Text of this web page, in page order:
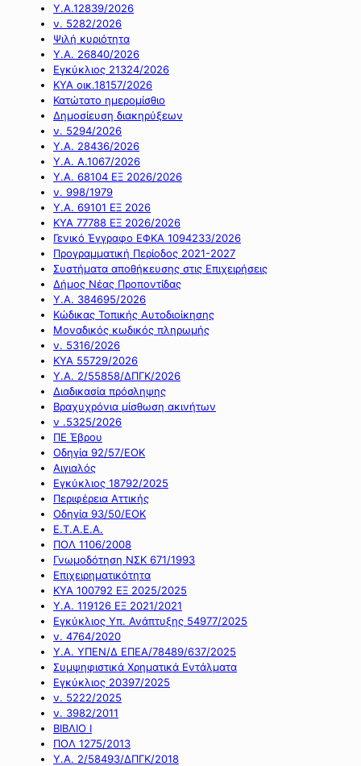
Υ.Α.12839/2026
ν. 5282/2026
Ψιλή κυριότητα
Υ.Α. 26840/2026
Εγκύκλιος 21324/2026
ΚΥΑ οικ.18157/2026
Κατώτατο ημερομίσθιο
Δημοσίευση διακηρύξεων
ν. 5294/2026
Υ.Α. 28436/2026
Υ.Α. Α.1067/2026
Υ.Α. 68104 ΕΞ 2026/2026
ν. 998/1979
Υ.Α. 69101 ΕΞ 2026
ΚΥΑ 77788 ΕΞ 2026/2026
Γενικό Έγγραφο ΕΦΚΑ 1094233/2026
Προγραμματική Περίοδος 2021-2027
Συστήματα αποθήκευσης στις Επιχειρήσεις
Δήμος Νέας Προποντίδας
Υ.Α. 384695/2026
Κώδικας Τοπικής Αυτοδιοίκησης
Μοναδικός κωδικός πληρωμής
ν. 5316/2026
ΚΥΑ 55729/2026
Υ.Α. 2/55858/ΔΠΓΚ/2026
Διαδικασία πρόσληψης
Βραχυχρόνια μίσθωση ακινήτων
ν .5325/2026
ΠΕ Έβρου
Οδηγία 92/57/ΕΟΚ
Αιγιαλός
Εγκύκλιος 18792/2025
Περιφέρεια Αττικής
Οδηγία 93/50/ΕΟΚ
Ε.Τ.Α.Ε.Α.
ΠΟΛ 1106/2008
Γνωμοδότηση ΝΣΚ 671/1993
Επιχειρηματικότητα
ΚΥΑ 100792 ΕΞ 2025/2025
Υ.Α. 119126 ΕΞ 2021/2021
Εγκύκλιος Υπ. Ανάπτυξης 54977/2025
ν. 4764/2020
Υ.Α. ΥΠΕΝ/Δ ΕΠΕΑ/78489/637/2025
Συμψηφιστικά Χρηματικά Εντάλματα
Εγκύκλιος 20397/2025
ν. 5222/2025
ν. 3982/2011
ΒΙΒΛΙΟ Ι
ΠΟΛ 1275/2013
Υ.Α. 2/58493/ΔΠΓΚ/2018